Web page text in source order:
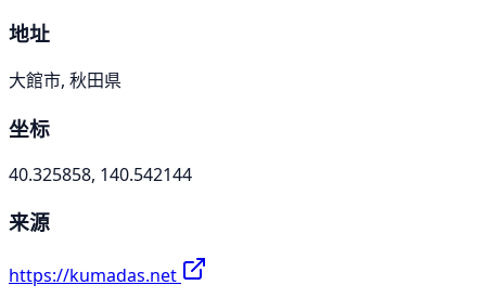
地址
大館市, 秋田県
坐标
40.325858, 140.542144
来源
https://kumadas.net